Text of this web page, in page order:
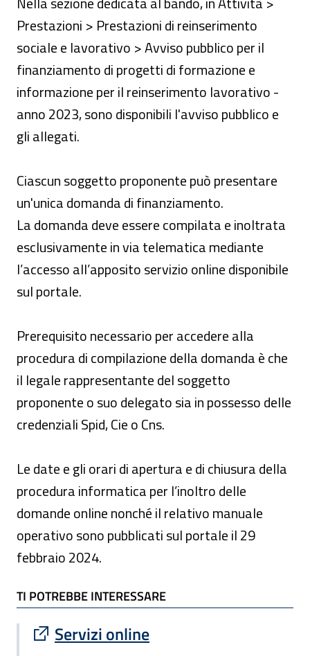
Prestazioni > Prestazioni di reinserimento
sociale e lavorativo > Avviso pubblico per il
finanziamento di progetti di formazione e
informazione per il reinserimento lavorativo -
anno 2023, sono disponibili l'avviso pubblico e
gli allegati.
Ciascun soggetto proponente può presentare
un'unica domanda di finanziamento.
La domanda deve essere compilata e inoltrata
esclusivamente in via telematica mediante
l’accesso all’apposito servizio online disponibile
sul portale.
Prerequisito necessario per accedere alla
procedura di compilazione della domanda è che
il legale rappresentante del soggetto
proponente o suo delegato sia in possesso delle
credenziali Spid, Cie o Cns.
Le date e gli orari di apertura e di chiusura della
procedura informatica per l’inoltro delle
domande online nonché il relativo manuale
operativo sono pubblicati sul portale il 29
febbraio 2024.
TI POTREBBE INTERESSARE
TI POTREBBE INTERESSARE
Servizi online
Sito esterno : apre una nuova finestra